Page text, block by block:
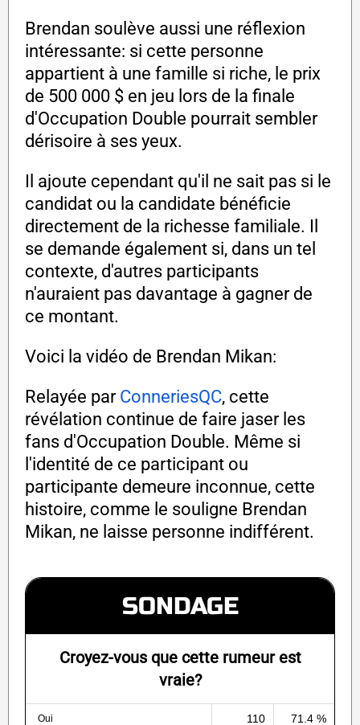
Brendan soulève aussi une réflexion
intéressante: si cette personne
appartient à une famille si riche, le prix
de 500 000 $ en jeu lors de la finale
d'Occupation Double pourrait sembler
dérisoire à ses yeux.
Il ajoute cependant qu'il ne sait pas si le
candidat ou la candidate bénéficie
directement de la richesse familiale. Il
se demande également si, dans un tel
contexte, d'autres participants
n'auraient pas davantage à gagner de
ce montant.
Voici la vidéo de Brendan Mikan:
Relayée par ConneriesQC, cette
révélation continue de faire jaser les
fans d'Occupation Double. Même si
l'identité de ce participant ou
participante demeure inconnue, cette
histoire, comme le souligne Brendan
Mikan, ne laisse personne indifférent.
SONDAGE
Croyez-vous que cette rumeur est
vraie?
Oui 110 71.4 %